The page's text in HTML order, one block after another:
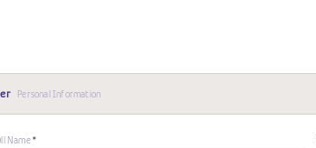
Personal Information
Name*